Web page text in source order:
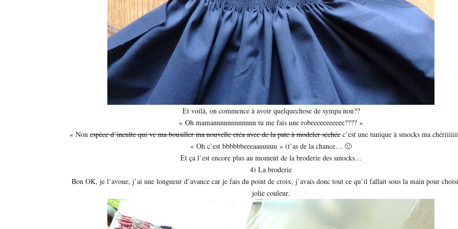
Et voilà, on commence à avoir quelquechose de sympa non??
« Oh mamannnnnnnnnnnn tu me fais une robeeeeeeeeeee???? »
« Nonespèce d’inculte qui ve ma bousiller ma nouvelle créa avec de la pate à modeler séchéec’est une tunique à smocks ma
« Oh c’est bbbbbbeeeaauuuuu » (t’as de la chance… 🙂
Et ça l’est encore plus au moment de la broderie des smocks…
4) La broderie
Bon OK, je l’avoue, j’ai une longueur d’avance car je fais du point de croix, j’avais donc tout ce qu’il fallait sous la main pour
jolie couleur.